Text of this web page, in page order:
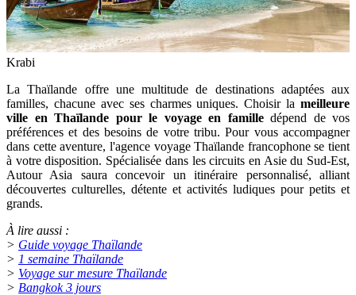
Krabi
La Thaïlande offre une multitude de destinations adaptées aux
familles, chacune avec ses charmes uniques. Choisir la meilleure
ville en Thaïlande pour le voyage en familledépend de vos
préférences et des besoins de votre tribu. Pour vous accompagner
dans cette aventure, l'agence voyage Thaïlande francophone se tient
à votre disposition. Spécialisée dans les circuits en Asie du Sud-Est,
Autour Asia saura concevoir un itinéraire personnalisé, alliant
découvertes culturelles, détente et activités ludiques pour petits et
grands.
À lire aussi :
> Guide voyage Thaïlande
> 1 semaine Thaïlande
> Voyage sur mesure Thaïlande
> Bangkok 3 jours